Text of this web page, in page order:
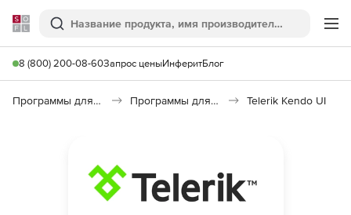
Softline
Поиск
8 (800) 200-08-60Запрос ценыИнферитБлог
Программы для программирования Программы для разработки ПО Telerik Kendo UI